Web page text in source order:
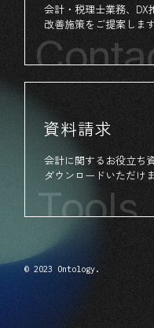
会計・税理士業務、 DX
改善施策を ご提案しま
資料請求
会計に関する お役立ち
ダウンロードいただけ
© 2023 Ontology.